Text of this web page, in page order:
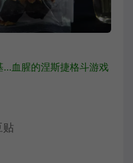
血腥的涅斯捷格斗游戏
贴